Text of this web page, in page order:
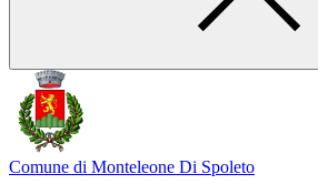
Comune di Monteleone Di Spoleto